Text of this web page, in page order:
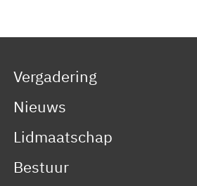
Vergadering
Nieuws
Lidmaatschap
Bestuur